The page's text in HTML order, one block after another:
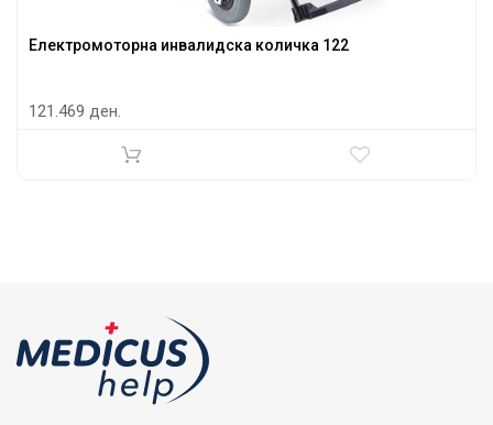
Електромоторна инвалидска количка 122
121.469 ден.